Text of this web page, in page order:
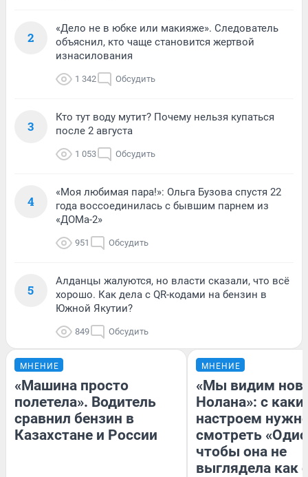
2
«Дело не в юбке или макияже». Следователь
объяснил, кто чаще становится жертвой
изнасилования
1 342 Обсудить
3
Кто тут воду мутит? Почему нельзя купаться
после 2 августа
1 053 Обсудить
4
«Моя любимая пара!»: Ольга Бузова спустя 22
года воссоединилась с бывшим парнем из
«ДОМа-2»
951 Обсудить
5
Алданцы жалуются, но власти сказали, что всё
хорошо. Как дела с QR-кодами на бензин в
Южной Якутии?
849 Обсудить
МНЕНИЕ
«Машина просто
полетела». Водитель
сравнил бензин в
Казахстане и России
МНЕНИЕ
«Мы видим
Нолана»: с
настроем
смотреть
чтобы она не
выглядела как